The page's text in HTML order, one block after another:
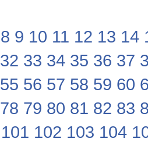
8 9 10 11 12 13 14
32 33 34 35 36 37
55 56 57 58 59 60
78 79 80 81 82 83
101 102 103 104